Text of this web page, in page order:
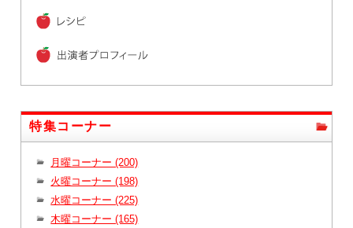
特集コーナー
月曜コーナー (200)
火曜コーナー (198)
水曜コーナー (225)
木曜コーナー (165)